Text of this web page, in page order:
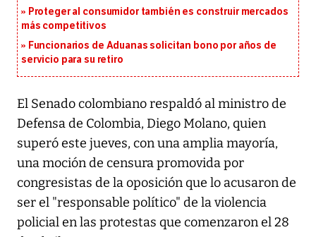
Proteger al consumidor también es construir mercados
más competitivos
Funcionarios de Aduanas solicitan bono por años de
servicio para su retiro
El Senado colombiano respaldó al ministro de
Defensa de Colombia, Diego Molano, quien
superó este jueves, con una amplia mayoría,
una moción de censura promovida por
congresistas de la oposición que lo acusaron de
ser el "responsable político" de la violencia
policial en las protestas que comenzaron el 28